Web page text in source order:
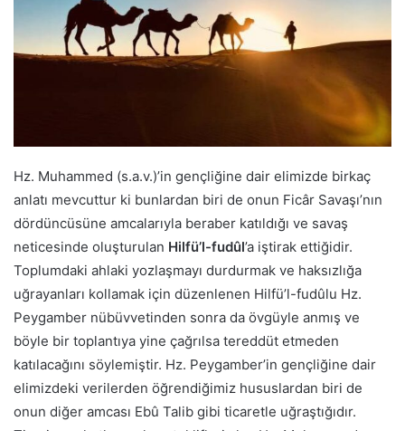
Hz. Muhammed (s.a.v.)’in gençliğine dair elimizde birkaç
anlatı mevcuttur ki bunlardan biri de onun Ficâr Savaşı’nın
dördüncüsüne amcalarıyla beraber katıldığı ve savaş
neticesinde oluşturulan Hilfü’l-fudûl’a iştirak ettiğidir.
Toplumdaki ahlaki yozlaşmayı durdurmak ve haksızlığa
uğrayanları kollamak için düzenlenen Hilfü’l-fudûlu Hz.
Peygamber nübüvvetinden sonra da övgüyle anmış ve
böyle bir toplantıya yine çağrılsa tereddüt etmeden
katılacağını söylemiştir. Hz. Peygamber’in gençliğine dair
elimizdeki verilerden öğrendiğimiz hususlardan biri de
onun diğer amcası Ebû Talib gibi ticaretle uğraştığıdır.